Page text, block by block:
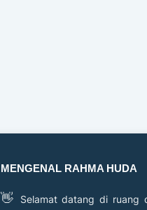
MENGENAL RAHMA HUDA
👋 Selamat datang di ruang